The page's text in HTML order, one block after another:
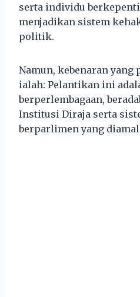
serta individu
menjadikan sistem
politik.
Namun, kebenaran yang
ialah: Pelantikan ini
berperlembagaan,
Institusi Diraja serta
berparlimen yang